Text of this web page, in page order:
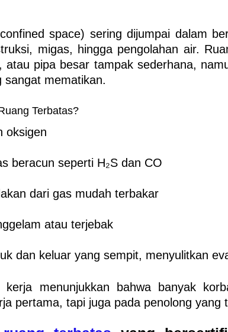
space) sering dijumpai dalam
migas, hingga pengolahan air.
atau pipa besar tampak sederhana,
sangat mematikan.
Terbatas?
oksigen
beracun seperti H₂S dan CO
dari gas mudah terbakar
atau terjebak
dan keluar yang sempit, menyulitkan
kerja menunjukkan bahwa banyak
pertama, tapi juga pada penolong yang